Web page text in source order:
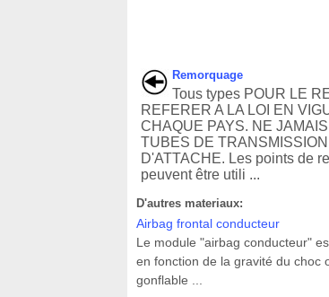
Remorquage
Tous types POUR LE
REFERER A LA LOI EN
CHAQUE PAYS. NE
TUBES DE
D'ATTACHE. Les points de
peuvent être utili ...
D'autres materiaux:
Airbag frontal conducteur
Le module "airbag conducteur"
en fonction de la gravité du choc
gonflable ...